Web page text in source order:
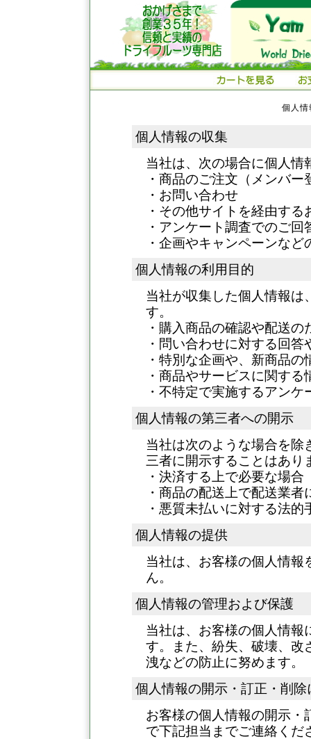
個人情
個人情報の収集
当社は、次の場合に個人情
・商品のご注文（メンバ
・お問い合わせ
・その他サイトを経由す
・アンケート調査でのご回
・企画やキャンペーンなど
個人情報の利用目的
当社が収集した個人情報は
す。
・購入商品の確認や配送の
・問い合わせに対する回
・特別な企画や、新商品
・商品やサービスに関す
・不特定で実施するアン
個人情報の第三者への開示
当社は次のような場合を除
三者に開示することはあり
・決済する上で必要な場合
・商品の配送上で配送業者
・悪質未払いに対する法的
個人情報の提供
当社は、お客様の個人情報
ん。
個人情報の管理および保護
当社は、お客様の個人情報
す。また、紛失、破壊、改
洩などの防止に努めます。
個人情報の開示・訂正・削
お客様の個人情報の開示・
で下記担当までご連絡くだ